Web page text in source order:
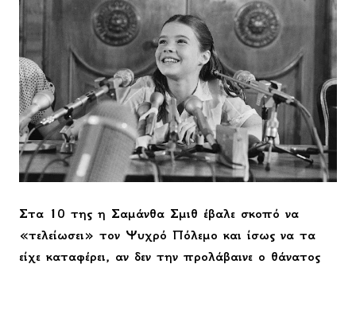
Στα 10 της η Σαμάνθα Σμιθ έβαλε σκοπό να
«τελείωσει» τον Ψυχρό Πόλεμο και ίσως να τα
είχε καταφέρει, αν δεν την προλάβαινε ο θάνατος